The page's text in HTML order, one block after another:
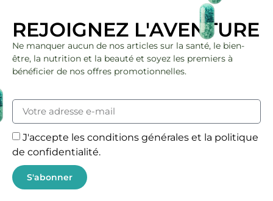
REJOIGNEZ L'AVENTURE
Ne manquer aucun de nos articles sur la santé, le bien-
être, la nutrition et la beauté et soyez les premiers à
bénéficier de nos offres promotionnelles.
J'accepte les conditions générales et la politique
de confidentialité.
S'abonner